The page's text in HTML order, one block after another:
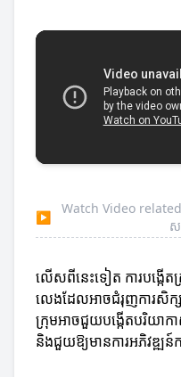
▶
Watch Video related
ស
លើសពីនេះទៀត ការបង្កើត
លេងដែលអាចជំរុញការសិក្
ក្រុមអាចជួយបង្កើតបរិយាក
និងជួយឱ្យមានការអភិវឌ្ឍ